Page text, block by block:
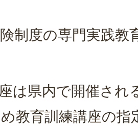
制度の専門実践教
座は県内で開催さ
教育訓練講座の指